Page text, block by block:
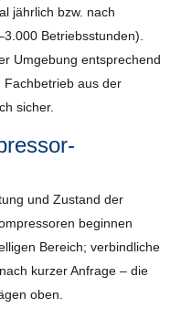
jährlich bzw. nach
Betriebsstunden).
Umgebung entsprechend
Fachbetrieb aus der
sicher.
und Zustand der
beginnen
Bereich; verbindliche
kurzer Anfrage – die
oben.